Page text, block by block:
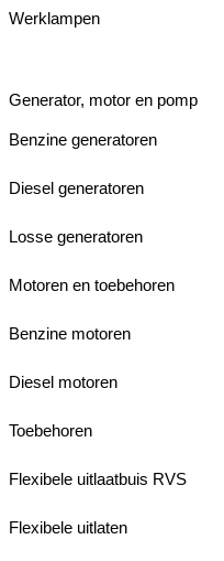
Werklampen
Generator, motor en pomp
Benzine generatoren
Diesel generatoren
Losse generatoren
Motoren en toebehoren
Benzine motoren
Diesel motoren
Toebehoren
Flexibele uitlaatbuis RVS
Flexibele uitlaten